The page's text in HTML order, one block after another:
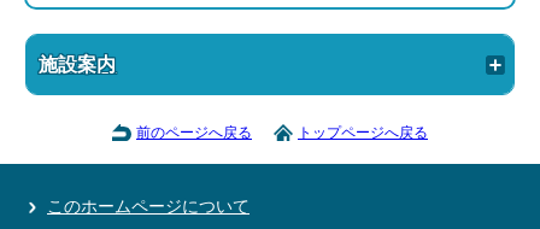
施設案内
前のページへ戻る トップページへ戻る
このホームページについて